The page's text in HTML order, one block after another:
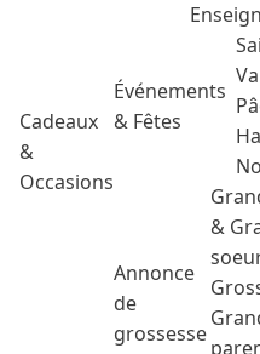
Cadeaux
&
Occasions
Événements
& Fêtes
Annonce
de
grossesse
&